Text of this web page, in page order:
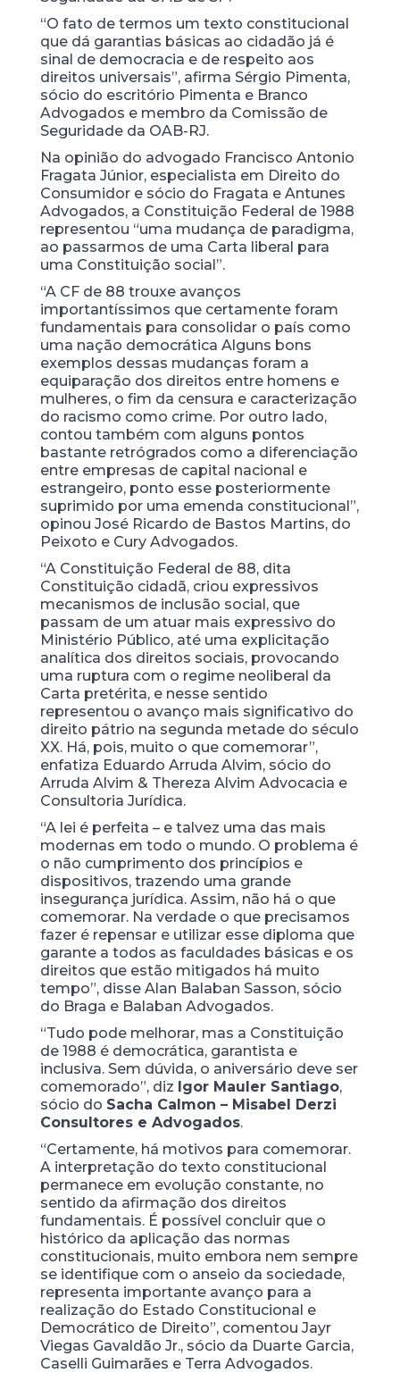
“O fato de termos um texto constitucional
que dá garantias básicas ao cidadão já é
sinal de democracia e de respeito aos
direitos universais”, afirma Sérgio Pimenta,
sócio do escritório Pimenta e Branco
Advogados e membro da Comissão de
Seguridade da OAB-RJ.
Na opinião do advogado Francisco Antonio
Fragata Júnior, especialista em Direito do
Consumidor e sócio do Fragata e Antunes
Advogados, a Constituição Federal de 1988
representou “uma mudança de paradigma,
ao passarmos de uma Carta liberal para
uma Constituição social”.
“A CF de 88 trouxe avanços
importantíssimos que certamente foram
fundamentais para consolidar o país como
uma nação democrática Alguns bons
exemplos dessas mudanças foram a
equiparação dos direitos entre homens e
mulheres, o fim da censura e caracterização
do racismo como crime. Por outro lado,
contou também com alguns pontos
bastante retrógrados como a diferenciação
entre empresas de capital nacional e
estrangeiro, ponto esse posteriormente
suprimido por uma emenda constitucional”,
opinou José Ricardo de Bastos Martins, do
Peixoto e Cury Advogados.
“A Constituição Federal de 88, dita
Constituição cidadã, criou expressivos
mecanismos de inclusão social, que
passam de um atuar mais expressivo do
Ministério Público, até uma explicitação
analítica dos direitos sociais, provocando
uma ruptura com o regime neoliberal da
Carta pretérita, e nesse sentido
representou o avanço mais significativo do
direito pátrio na segunda metade do século
XX. Há, pois, muito o que comemorar”,
enfatiza Eduardo Arruda Alvim, sócio do
Arruda Alvim & Thereza Alvim Advocacia e
Consultoria Jurídica.
“A lei é perfeita – e talvez uma das mais
modernas em todo o mundo. O problema é
o não cumprimento dos princípios e
dispositivos, trazendo uma grande
insegurança jurídica. Assim, não há o que
comemorar. Na verdade o que precisamos
fazer é repensar e utilizar esse diploma que
garante a todos as faculdades básicas e os
direitos que estão mitigados há muito
tempo”, disse Alan Balaban Sasson, sócio
do Braga e Balaban Advogados.
“Tudo pode melhorar, mas a Constituição
de 1988 é democrática, garantista e
inclusiva. Sem dúvida, o aniversário deve ser
comemorado”, diz Igor Mauler Santiago,
sócio do Sacha Calmon – Misabel Derzi
Consultores e Advogados.
“Certamente, há motivos para comemorar.
A interpretação do texto constitucional
permanece em evolução constante, no
sentido da afirmação dos direitos
fundamentais. É possível concluir que o
histórico da aplicação das normas
constitucionais, muito embora nem sempre
se identifique com o anseio da sociedade,
representa importante avanço para a
realização do Estado Constitucional e
Democrático de Direito”, comentou Jayr
Viegas Gavaldão Jr., sócio da Duarte Garcia,
Caselli Guimarães e Terra Advogados.